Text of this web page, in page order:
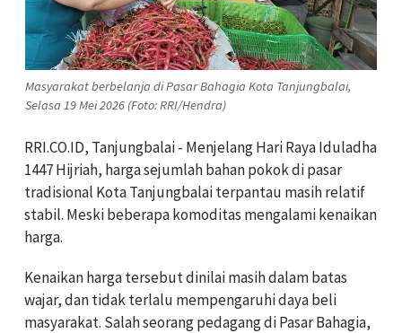
Masyarakat berbelanja di Pasar Bahagia Kota Tanjungbalai,
Selasa 19 Mei 2026 (Foto: RRI/Hendra)
RRI.CO.ID, Tanjungbalai - Menjelang Hari Raya Iduladha
1447 Hijriah, harga sejumlah bahan pokok di pasar
tradisional Kota Tanjungbalai terpantau masih relatif
stabil. Meski beberapa komoditas mengalami kenaikan
harga.
Kenaikan harga tersebut dinilai masih dalam batas
wajar, dan tidak terlalu mempengaruhi daya beli
masyarakat. Salah seorang pedagang di Pasar Bahagia,